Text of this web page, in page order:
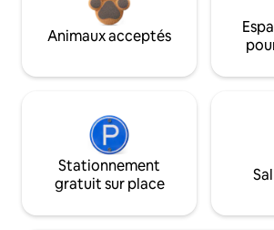
Animaux acceptés
Stationnement
gratuit sur place